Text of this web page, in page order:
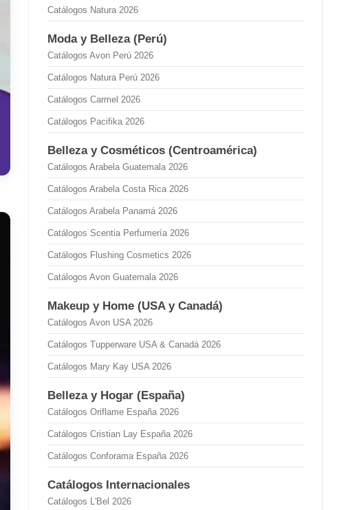
Catálogos Natura 2026
Moda y Belleza (Perú)
Catálogos Avon Perú 2026
Catálogos Natura Perú 2026
Catálogos Carmel 2026
Catálogos Pacifika 2026
Belleza y Cosméticos (Centroamérica)
Catálogos Arabela Guatemala 2026
Catálogos Arabela Costa Rica 2026
Catálogos Arabela Panamá 2026
Catálogos Scentia Perfumería 2026
Catálogos Flushing Cosmetics 2026
Catálogos Avon Guatemala 2026
Makeup y Home (USA y Canadá)
Catálogos Avon USA 2026
Catálogos Tupperware USA & Canadá 2026
Catálogos Mary Kay USA 2026
Belleza y Hogar (España)
Catálogos Oriflame España 2026
Catálogos Cristian Lay España 2026
Catálogos Conforama España 2026
Catálogos Internacionales
Catálogos L'Bel 2026